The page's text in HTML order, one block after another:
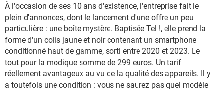
À l'occasion de ses 10 ans d'existence, l'entreprise fait le
plein d'annonces, dont le lancement d'une offre un peu
particulière : une boîte mystère. Baptisée Tel !, elle prend la
forme d'un colis jaune et noir contenant un smartphone
conditionné haut de gamme, sorti entre 2020 et 2023. Le
tout pour la modique somme de 299 euros. Un tarif
réellement avantageux au vu de la qualité des appareils. Il y
a toutefois une condition : vous ne saurez pas quel modèle